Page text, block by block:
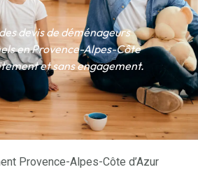
devis de déménageurs
en Provence-Alpes-Côte
et sans engagement.
Provence-Alpes-Côte d’Azur